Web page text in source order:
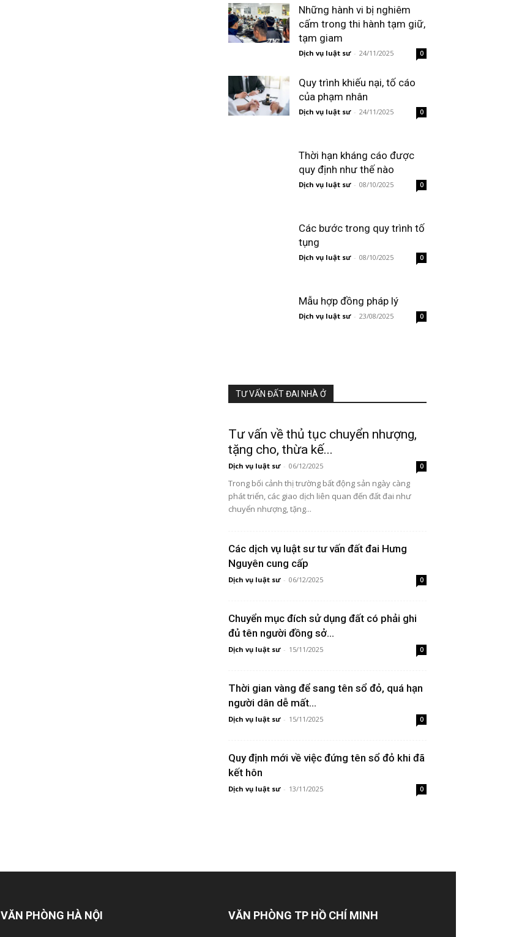
Những hành vi bị nghiêm
cấm trong thi hành tạm giữ,
tạm giam
Dịch vụ luật sư - 24/11/2025 0
Quy trình khiếu nại, tố cáo
của phạm nhân
Dịch vụ luật sư - 24/11/2025 0
Thời hạn kháng cáo được
quy định như thế nào
Dịch vụ luật sư - 08/10/2025 0
Các bước trong quy trình tố
tụng
Dịch vụ luật sư - 08/10/2025 0
Mẫu hợp đồng pháp lý
Dịch vụ luật sư - 23/08/2025 0
TƯ VẤN ĐẤT ĐAI NHÀ Ở
Tư vấn về thủ tục chuyển nhượng,
tặng cho, thừa kế...
Dịch vụ luật sư - 06/12/2025 0
Trong bối cảnh thị trường bất động sản ngày càng
phát triển, các giao dịch liên quan đến đất đai như
chuyển nhượng, tặng...
Các dịch vụ luật sư tư vấn đất đai Hưng
Nguyên cung cấp
Dịch vụ luật sư - 06/12/2025 0
Chuyển mục đích sử dụng đất có phải ghi
đủ tên người đồng sở...
Dịch vụ luật sư - 15/11/2025 0
Thời gian vàng để sang tên sổ đỏ, quá hạn
người dân dễ mất...
Dịch vụ luật sư - 15/11/2025 0
Quy định mới về việc đứng tên sổ đỏ khi đã
kết hôn
Dịch vụ luật sư - 13/11/2025 0
VĂN PHÒNG HÀ NỘI VĂN PHÒNG TP HỒ CHÍ MINH